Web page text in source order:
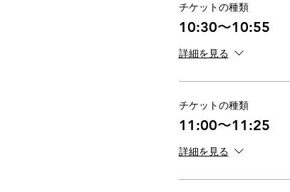
③10:00〜10:25
④10:30〜10:55
⑤11:00〜11:25
【注意事項】
◯撮影させていただ
チケットの種類
10:30〜10:55
詳細を見る
チケットの種類
11:00〜11:25
詳細を見る